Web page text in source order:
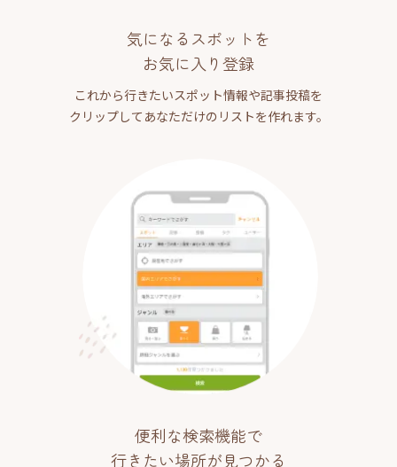
気になるスポットを
お気に入り登録
これから行きたいスポット情報や記事投稿を
クリップしてあなただけのリストを作れます。
便利な検索機能で
行きたい場所が見つかる